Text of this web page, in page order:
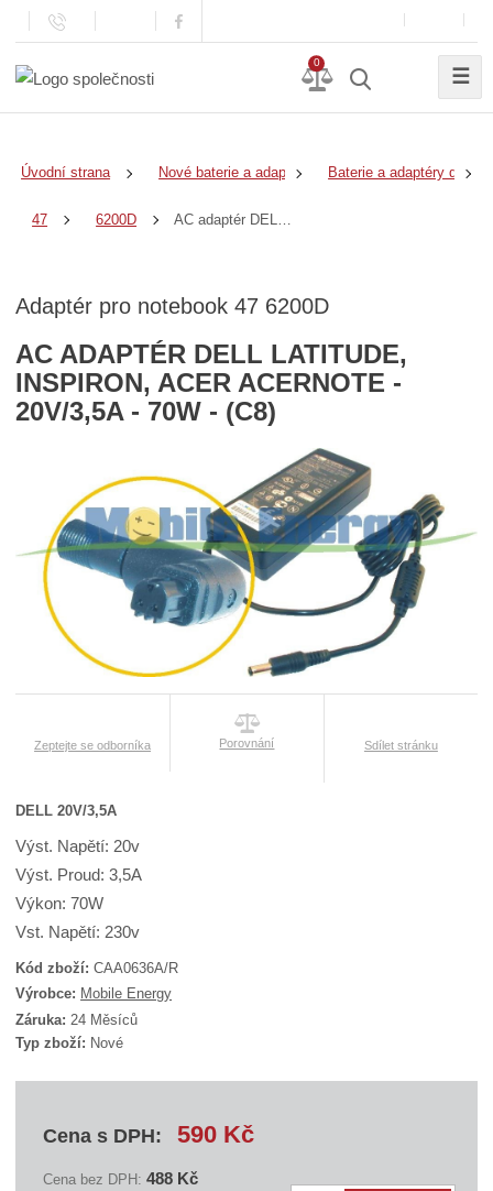
0
☰
Úvodní strana Nové baterie a adaptéry Baterie a adaptéry do
47 6200D
Adaptér pro notebook 47 6200D
AC ADAPTÉR DELL LATITUDE,
INSPIRON, ACER ACERNOTE -
20V/3,5A - 70W - (C8)
Zeptejte se odborníka Porovnání Sdílet stránku
DELL 20V/3,5A
Výst. Napětí: 20v
Výst. Proud: 3,5A
Výkon: 70W
Vst. Napětí: 230v
Kód zboží:CAA0636A/R
K
ó
d
d
d
Výrobce: Mobile Energy
Záruka: 24 Měsíců
Typ zboží: Nové
Cena s DPH: 590 Kč
Cena bez DPH: 488 Kč